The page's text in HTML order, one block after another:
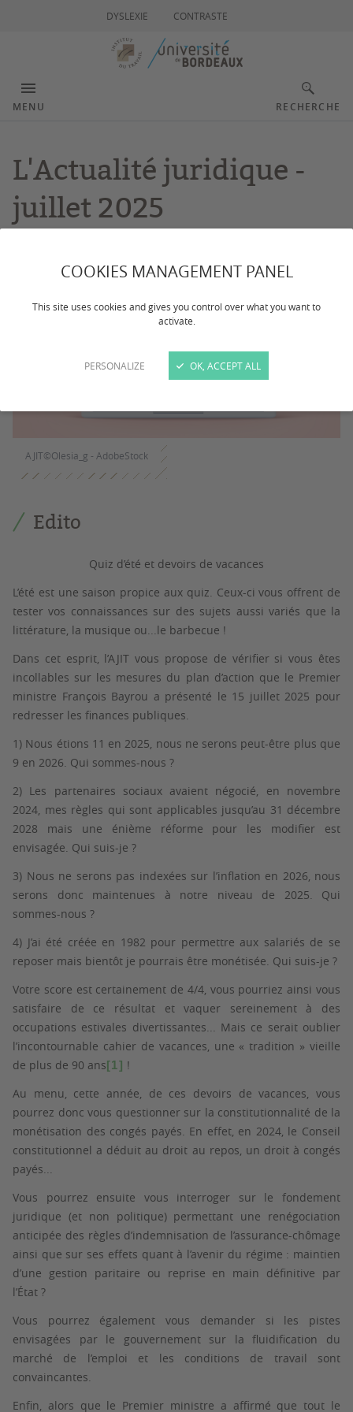
COOKIES MANAGEMENT PANEL
This site uses cookies and gives you control over what you want to
activate.
PERSONALIZE OK, ACCEPT ALL
DYSLEXIE CONTRASTE
MENU RECHERCHE
L'Actualité juridique -
juillet 2025
AJIT©Olesia_g - AdobeStock
Edito
Quiz d’été et devoirs de vacances
L’été est une saison propice aux quiz. Ceux-ci vous offrent de
tester vos connaissances sur des sujets aussi variés que la
littérature, la musique ou...le barbecue !
Dans cet esprit, l’AJIT vous propose de vérifier si vous êtes
incollables sur les mesures du plan d’action que le Premier
ministre François Bayrou a présenté le 15 juillet 2025 pour
redresser les finances publiques.
1) Nous étions 11 en 2025, nous ne serons peut-être plus que
9 en 2026. Qui sommes-nous ?
2) Les partenaires sociaux avaient négocié, en novembre
2024, mes règles qui sont applicables jusqu’au 31 décembre
2028 mais une énième réforme pour les modifier est
envisagée. Qui suis-je ?
3) Nous ne serons pas indexées sur l’inflation en 2026, nous
serons donc maintenues à notre niveau de 2025. Qui
sommes-nous ?
4) J’ai été créée en 1982 pour permettre aux salariés de se
reposer mais bientôt je pourrais être monétisée. Qui suis-je ?
Votre score est certainement de 4/4, vous pourriez ainsi vous
satisfaire de ce résultat et vaquer sereinement à des
occupations estivales divertissantes... Mais ce serait oublier
l’incontournable cahier de vacances, une « tradition » vieille
de plus de 90 ans [1] !
Au menu, cette année, de ces devoirs de vacances, vous
pourrez donc vous questionner sur la constitutionnalité de la
monétisation des congés payés. En effet, en 2024, le Conseil
constitutionnel a déduit au droit au repos, un droit à congés
payés...
Vous pourrez ensuite vous interroger sur le fondement
juridique (et non politique) permettant une renégociation
anticipée des règles d’indemnisation de l’assurance-chômage
ainsi que sur ses effets quant à l’avenir du régime : maintien
d’une gestion paritaire ou reprise en main définitive par
l’État ?
Vous pourrez également vous demander si les pistes
envisagées par le gouvernement sur la fluidification du
marché de l’emploi et les conditions de travail sont
convaincantes.
Enfin, alors que le Premier ministre a affirmé que tout le